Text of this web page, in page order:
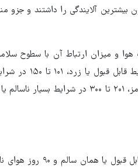
آلاینده ذرات معلق کمتر از ۲.۵ میکرون بیشترین آلایندگی
و میزان ارتباط آن با سطوح
صفر تا ۵۰ در شرایط
از ابتدای امسال ۱۵ روز هوای